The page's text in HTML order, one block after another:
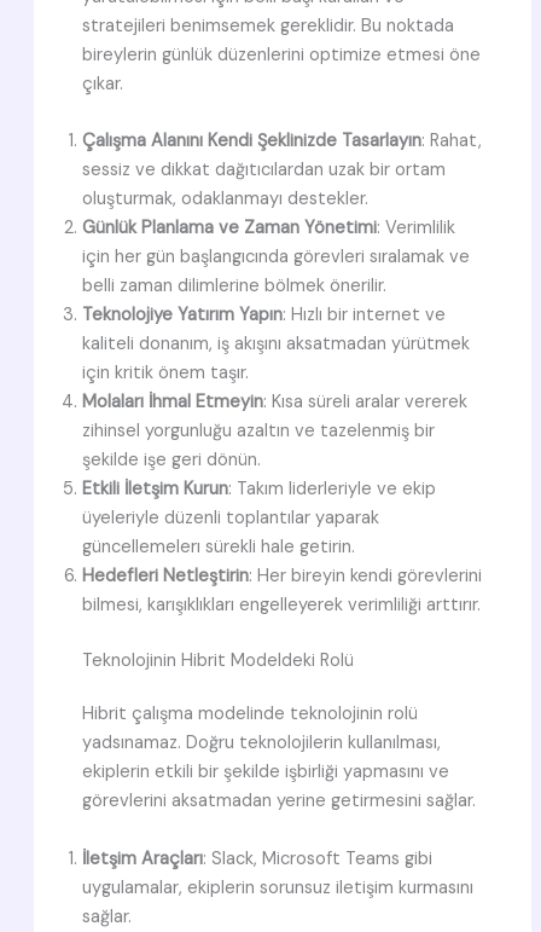
stratejileri benimsemek gereklidir. Bu noktada
bireylerin günlük düzenlerini optimize etmesi öne
çıkar.
Çalışma Alanını Kendi Şeklinizde Tasarlayın: Rahat,
sessiz ve dikkat dağıtıcılardan uzak bir ortam
oluşturmak, odaklanmayı destekler.
Günlük Planlama ve Zaman Yönetimi: Verimlilik
için her gün başlangıcında görevleri sıralamak ve
belli zaman dilimlerine bölmek önerilir.
Teknolojiye Yatırım Yapın: Hızlı bir internet ve
kaliteli donanım, iş akışını aksatmadan yürütmek
için kritik önem taşır.
Molaları İhmal Etmeyin: Kısa süreli aralar vererek
zihinsel yorgunluğu azaltın ve tazelenmiş bir
şekilde işe geri dönün.
Etkili İletşim Kurun: Takım liderleriyle ve ekip
üyeleriyle düzenli toplantılar yaparak
güncellemelerı sürekli hale getirin.
Hedefleri Netleştirin: Her bireyin kendi görevlerini
bilmesi, karışıklıkları engelleyerek verimliliği arttırır.
Teknolojinin Hibrit Modeldeki Rolü
Hibrit çalışma modelinde teknolojinin rolü
yadsınamaz. Doğru teknolojilerin kullanılması,
ekiplerin etkili bir şekilde işbirliği yapmasını ve
görevlerini aksatmadan yerine getirmesini sağlar.
İletşim Araçları: Slack, Microsoft Teams gibi
uygulamalar, ekiplerin sorunsuz iletişim kurmasını
sağlar.